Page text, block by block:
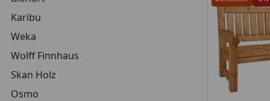
Karibu
Weka
Wolff Finnhaus
Skan Holz
Osmo